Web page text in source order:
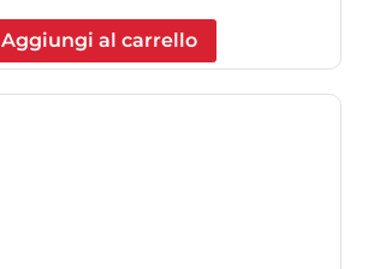
Aggiungi al carrello